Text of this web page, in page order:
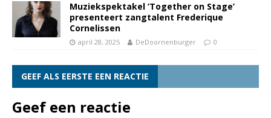
Muziekspektakel ‘Together on Stage’
presenteert zangtalent Frederique
Cornelissen
april 28, 2025 DeDoornenburger 0
GEEF ALS EERSTE EEN REACTIE
Geef een reactie